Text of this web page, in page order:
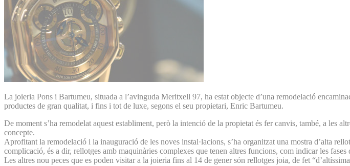
La joieria Pons i Bartumeu, situada a l’avinguda Meritxell 97, ha estat objecte d’una remodelació
productes de gran qualitat, i fins i tot de luxe, segons el seu propietari, Enric Bartumeu.
De moment s’ha remodelat aquest establiment, però la intenció de la propietat és fer canvis, també, a les
concepte.
Aprofitant la remodelació i la inauguració de les noves instal·lacions, s’ha organitzat una mostra d’alta
complicació, és a dir, rellotges amb maquinàries complexes que tenen altres funcions, com indicar les
Les altres nou peces que es poden visitar a la joieria fins al 14 de gener són rellotges joia, de fet